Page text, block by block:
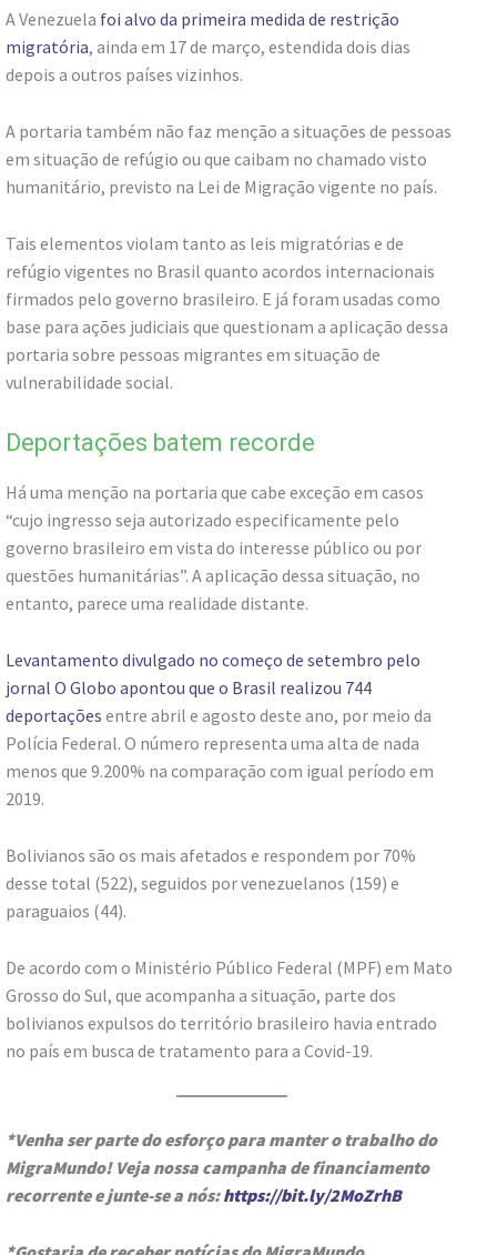
A Venezuela foi alvo da primeira medida de restrição
migratória, ainda em 17 de março, estendida dois dias
depois a outros países vizinhos.
A portaria também não faz menção a situações de pessoas
em situação de refúgio ou que caibam no chamado visto
humanitário, previsto na Lei de Migração vigente no país.
Tais elementos violam tanto as leis migratórias e de
refúgio vigentes no Brasil quanto acordos internacionais
firmados pelo governo brasileiro. E já foram usadas como
base para ações judiciais que questionam a aplicação dessa
portaria sobre pessoas migrantes em situação de
vulnerabilidade social.
Deportações batem recorde
Há uma menção na portaria que cabe exceção em casos
“cujo ingresso seja autorizado especificamente pelo
governo brasileiro em vista do interesse público ou por
questões humanitárias”. A aplicação dessa situação, no
entanto, parece uma realidade distante.
Levantamento divulgado no começo de setembro pelo
jornal O Globo apontou que o Brasil realizou 744
deportações entre abril e agosto deste ano, por meio da
Polícia Federal. O número representa uma alta de nada
menos que 9.200% na comparação com igual período em
2019.
Bolivianos são os mais afetados e respondem por 70%
desse total (522), seguidos por venezuelanos (159) e
paraguaios (44).
De acordo com o Ministério Público Federal (MPF) em Mato
Grosso do Sul, que acompanha a situação, parte dos
bolivianos expulsos do território brasileiro havia entrado
no país em busca de tratamento para a Covid-19.
*Venha ser parte do esforço para manter o trabalho do
MigraMundo! Veja nossa campanha de financiamento
recorrente e junte-se a nós:https://bit.ly/2MoZrhB